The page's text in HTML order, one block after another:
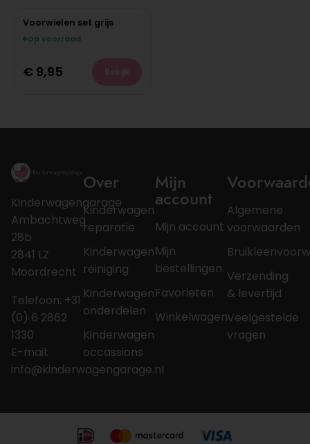
Voorwielen set grijs
Op voorraad
€ 9,95
Kinderwagengarage
Ambachtweg
28b
2841 LZ
Moordrecht
Telefoon: +31
(0) 6 2862
1330
E-mail:
info@kinderwagengarage.nl
Over
Kinderwagen
reparatie
Kinderwagen
reiniging
Kinderwagen
onderdelen
Kinderwagen
occassions
Mijn
account
Mijn account
Mijn
bestellingen
Favorieten
Winkelwagen
Algemene
voorwaarden
Verzending
& levertijd
Veelgestelde
vragen